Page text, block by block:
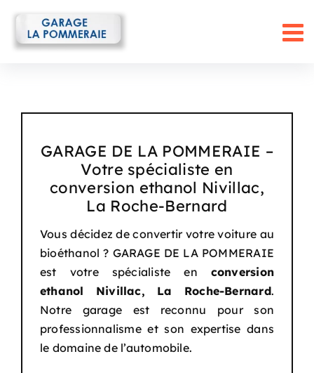
contenu
GARAGE DE LA POMMERAIE –
Votre spécialiste en
conversion ethanol Nivillac,
La Roche-Bernard
Vous décidez de convertir votre voiture au
bioéthanol ? GARAGE DE LA POMMERAIE
est votre spécialiste en conversion
ethanol Nivillac, La Roche-Bernard.
Notre garage est reconnu pour son
professionnalisme et son expertise dans
le domaine de l’automobile.